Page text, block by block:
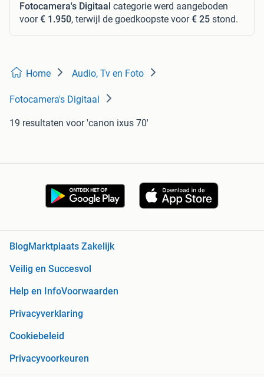
Fotocamera's Digitaal categorie werd aangeboden
voor€ 1.950, terwijl de goedkoopste voor€ 25 stond.
Home Audio, Tv en Foto
Fotocamera's Digitaal
19 resultaten voor 'canon ixus 70'
Blog Marktplaats Zakelijk
Veilig en Succesvol
Help en InfoVoorwaarden
Privacyverklaring
Cookiebeleid
Privacyvoorkeuren